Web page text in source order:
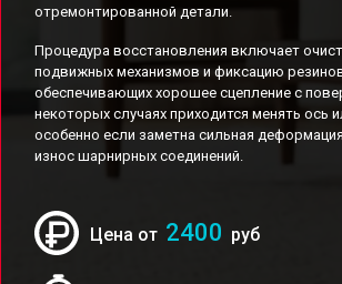
отремонтированной детали.
Процедура восстановления включает
подвижных механизмов и фиксацию
обеспечивающих хорошее сцепление с
некоторых случаях приходится менять ось
особенно если заметна сильная
износ шарнирных соединений.
Цена от 2400 руб